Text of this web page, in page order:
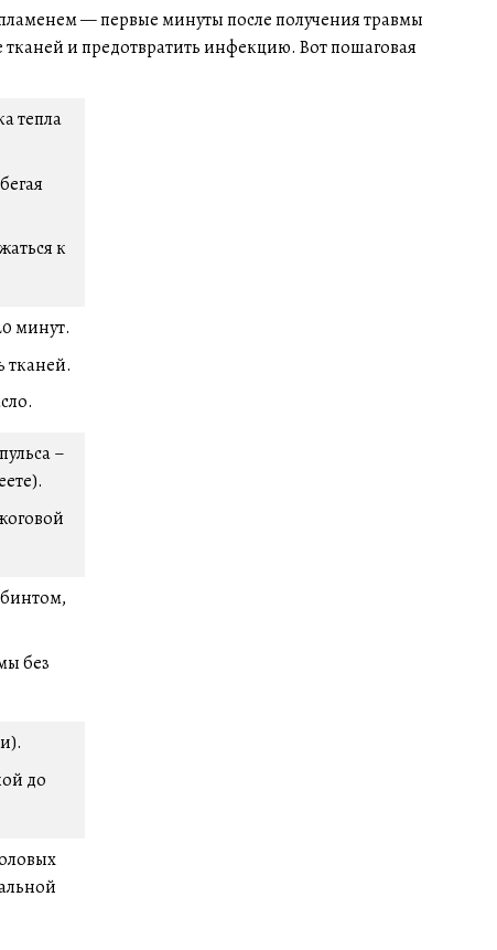
— первые минуты после получения травмы
и предотвратить инфекцию. Вот пошаговая
тепла
к
минут.
тканей.
–
без
до